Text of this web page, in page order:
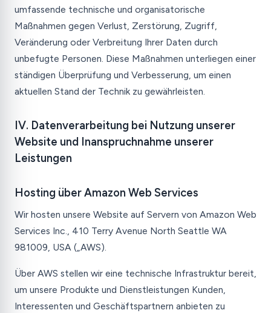
umfassende technische und organisatorische
Maßnahmen gegen Verlust, Zerstörung, Zugriff,
Veränderung oder Verbreitung Ihrer Daten durch
unbefugte Personen. Diese Maßnahmen unterliegen einer
ständigen Überprüfung und Verbesserung, um einen
aktuellen Stand der Technik zu gewährleisten.
IV. Datenverarbeitung bei Nutzung unserer
Website und Inanspruchnahme unserer
Leistungen
Hosting über Amazon Web Services
Wir hosten unsere Website auf Servern von Amazon Web
Services Inc., 410 Terry Avenue North Seattle WA
981009, USA („AWS).
Über AWS stellen wir eine technische Infrastruktur bereit,
um unsere Produkte und Dienstleistungen Kunden,
Interessenten und Geschäftspartnern anbieten zu